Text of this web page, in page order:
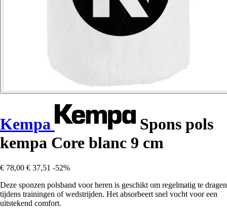
Kempa
Spons pols
kempa Core blanc 9 cm
€ 78,00 € 37,51 -52%
Deze sponzen polsband voor heren is geschikt om regelmatig te dragen
tijdens trainingen of wedstrijden. Het absorbeert snel vocht voor een
uitstekend comfort.